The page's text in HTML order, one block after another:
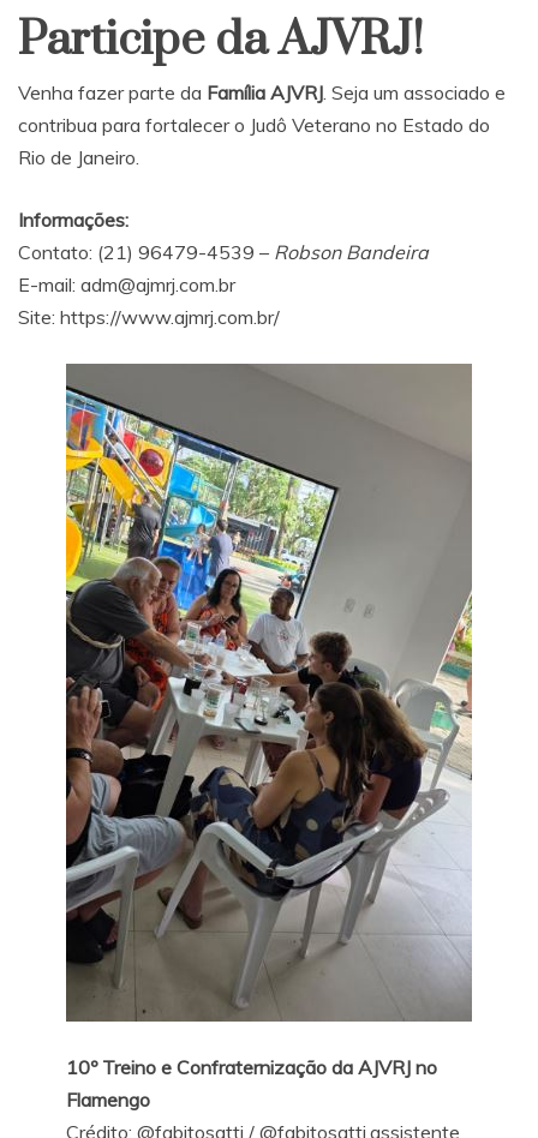
Participe da AJVRJ!
Venha fazer parte da Família AJVRJ . Seja um associado e
contribua para fortalecer o Judô Veterano no Estado do
Rio de Janeiro.
Informações:
Contato: (21) 96479-4539 – Robson Bandeira
E-mail: adm@ajmrj.com.br
Site: https://www.ajmrj.com.br/
10º Treino e Confraternização da AJVRJ no
Flamengo
Crédito: @fabitosatti / @fabitosatti.assistente